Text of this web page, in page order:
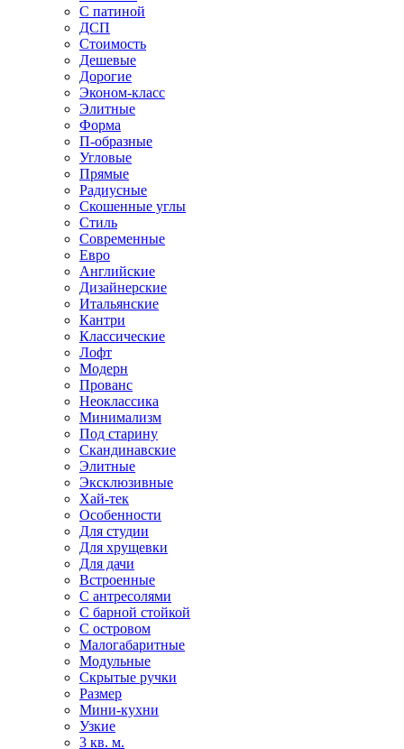
С патиной
ДСП
Стоимость
Дешевые
Дорогие
Эконом-класс
Элитные
Форма
П-образные
Угловые
Прямые
Радиусные
Скошенные углы
Стиль
Современные
Евро
Английские
Дизайнерские
Итальянские
Кантри
Классические
Лофт
Модерн
Прованс
Неоклассика
Минимализм
Под старину
Скандинавские
Элитные
Эксклюзивные
Хай-тек
Особенности
Для студии
Для хрущевки
Для дачи
Встроенные
С антресолями
С барной стойкой
С островом
Малогабаритные
Модульные
Скрытые ручки
Размер
Мини-кухни
Узкие
3 кв. м.